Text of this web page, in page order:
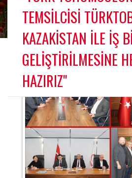
TEMSİLCİSİ
KAZAKİSTAN İLE İŞ
GELİŞTİRİLMESİNE
HAZIRIZ"